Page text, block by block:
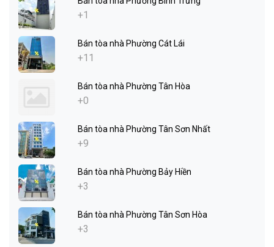
+1
Bán tòa nhà Phường Cát Lái
+11
Bán tòa nhà Phường Tân Hòa
+0
Bán tòa nhà Phường Tân Sơn Nhất
+9
Bán tòa nhà Phường Bảy Hiền
+3
Bán tòa nhà Phường Tân Sơn Hòa
+3